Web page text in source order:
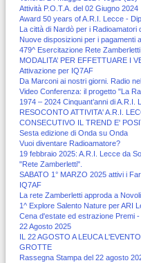
Attività P.O.T.A. del 02 Giugno 2024
Award 50 years of A.R.I. Lecce -
La città di Nardò per i Radioamatori
Nuove disposizioni per i pagamenti
479^ Esercitazione Rete Zamberletti
MODALITA’ PER EFFETTUARE I
Attivazione per IQ7AF
Da Marconi ai nostri giorni. Radio
Video Conferenza: il progetto "La
1974 – 2024 Cinquant’anni di A.R.I.
RESOCONTO ATTIVITA' A.R.I.
CONSECUTIVO IL TREND E'
Sesta edizione di Onda su Onda
Vuoi diventare Radioamatore?
19 febbraio 2025: A.R.I. Lecce da
"Rete Zamberletti".
SABATO 1° MARZO 2025 attivi i
IQ7AF
La rete Zamberletti approda a Novoli
1^ Explore Salento Nature per ARI
Cena d'estate ed estrazione Premi
22 Agosto 2025
IL 22 AGOSTO A LEUCA
GROTTE
Rassegna Stampa del 22 agosto